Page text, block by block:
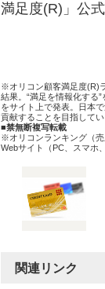
満足度(R)」公
※オリコン顧客満足度(R)
結果。“満足を情報化する
をサイト上で発表。日本
貢献することを目指してい
■禁無断複写転載
※オリコンランキング（売
Webサイト（PC、スマホ
関連リンク